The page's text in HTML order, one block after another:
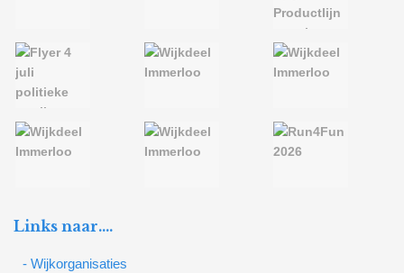
Links naar….
- Wijkorganisaties